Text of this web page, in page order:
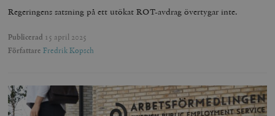
Regeringens satsning på ett utökat ROT-avdrag övertygar inte.
Publicerad 15 april 2025
Författare Fredrik Kopsch